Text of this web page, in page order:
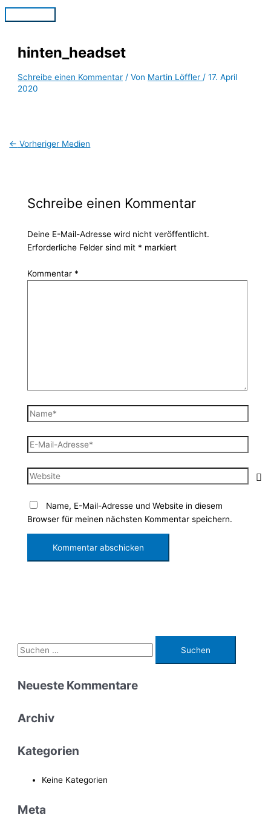
Zum
Inhalt Hauptmenü
hinten_headset
Schreibe einen Kommentar / Von Martin Löffler /17. April
2020
← Vorheriger Medien
Schreibe einen Kommentar
Deine E-Mail-Adresse wird nicht veröffentlicht.
Erforderliche Felder sind mit * markiert
Kommentar *
Name*
E-
Mail-
Adresse*
Website
Name, E-Mail-Adresse und Website in diesem
Browser für meinen nächsten Kommentar speichern.
S
u
h
n
a
:
Neueste Kommentare
Archiv
Kategorien
Keine Kategorien
Meta